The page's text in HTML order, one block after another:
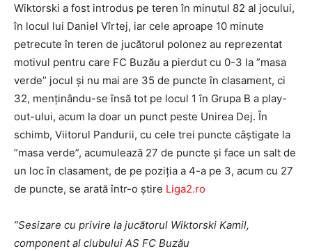
Wiktorski a fost introdus pe teren în minutul 82 al jocului,
în locul lui Daniel Vîrtej, iar cele aproape 10 minute
petrecute în teren de jucătorul polonez au reprezentat
motivul pentru care FC Buzău a pierdut cu 0-3 la ”masa
verde” jocul și nu mai are 35 de puncte în clasament, ci
32, menținându-se însă tot pe locul 1 în Grupa B a play-
out-ului, acum la doar un punct peste Unirea Dej. În
schimb, Viitorul Pandurii, cu cele trei puncte câștigate la
”masa verde”, acumulează 27 de puncte și face un salt de
un loc în clasament, de pe poziția a 4-a pe 3, acum cu 27
de puncte, se arată într-o ştire Liga2.ro
”Sesizare cu privire la jucătorul Wiktorski Kamil,
component al clubului AS FC Buzău